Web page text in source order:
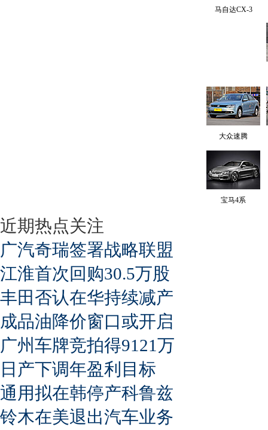
马自达CX-3
大众速腾
宝马4系
近期热点关注
广汽奇瑞签署战略联盟
江淮首次回购30.5万股
丰田否认在华持续减产
成品油降价窗口或开启
广州车牌竞拍得9121万
日产下调年盈利目标
通用拟在韩停产科鲁兹
铃木在美退出汽车业务